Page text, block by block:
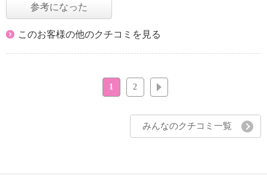
参考になった
このお客様の他のクチコミを見る
1 2
みんなのクチコミ一覧